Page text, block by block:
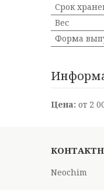
Срок
Вес
Форма
Цена: от 2
Neochim